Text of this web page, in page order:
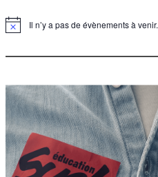
Il n’y a pas de évènements à venir.